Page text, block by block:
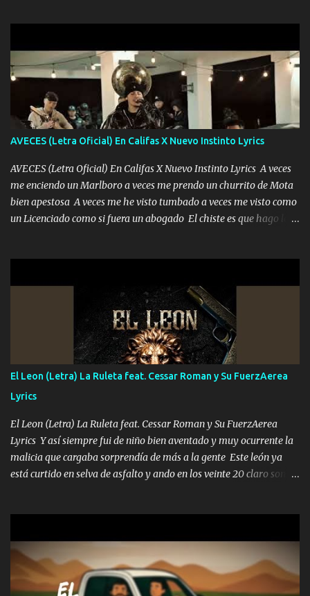
pero eso ya no va a pasar me perderé en la soledad Porque me
mirabas bonito si yo no fui el final feliz el final fue triste pa mí Y
duele no tenerte aquí sabiendo que moría por ti yo y la luna
cantamos y por ti nos embriagamos Quién sabe qué será de mí si
contigo fui muy feliz a lo mejor no lloró pero muy en el fondo te
adoro
AVECES (Letra Oficial) En Califas X Nuevo Instinto Lyrics
AVECES (Letra Oficial) En Califas X Nuevo Instinto Lyrics A veces
me enciendo un Marlboro a veces me prendo un churrito de Mota
bien apestosa A veces me he visto tumbado a veces me visto como
un Licenciado como si fuera un abogado El chiste es que hago lo
corriente no quieren verte subir de level trucha mis plebes Música
A veces me pongo un sombrero a veces me ven la cachucha de lado
con la mirada siempre en alto A veces me fajó una super o a veces
me fajó una Glock siempre armado todas las generaciones yo
traigo El chiste es que hago lo que quiero pues así soy me mandó
yo tengo el control a todos yo les paro el dedo soy hocicon un
malcriado un malandrón Que Les importa no saben nada falsas
las risas las que me miran hay gente corriente no quieren ve...
El Leon (Letra) La Ruleta feat. Cessar Roman y Su FuerzAerea
Lyrics
El Leon (Letra) La Ruleta feat. Cessar Roman y Su FuerzAerea
Lyrics Y así siempre fui de niño bien aventado y muy ocurrente la
malicia que cargaba sorprendía de más a la gente Este león ya
está curtido en selva de asfalto y ando en los veinte 20 claro son
pa más pues hay charola les voy a dar hasta topar pues no hay de
otra Música Surcando bien mi camino voy por mi línea no veo a
los lados aquel que no corre vuela no se me duerm voy chicoteado
Ya pasé varias hazañas ya tienen rato que me agarran el colmillo